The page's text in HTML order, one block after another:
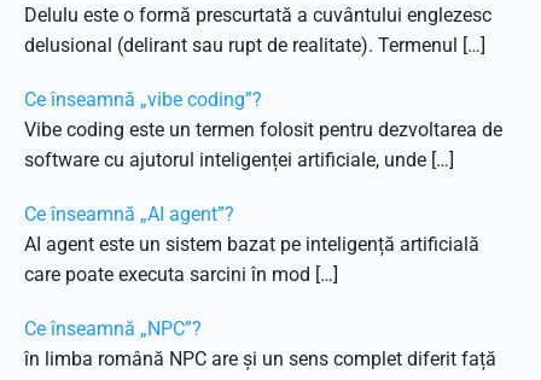
Delulu este o formă prescurtată a cuvântului englezesc
delusional (delirant sau rupt de realitate). Termenul […]
Ce înseamnă „vibe coding”?
Vibe coding este un termen folosit pentru dezvoltarea de
software cu ajutorul inteligenței artificiale, unde […]
Ce înseamnă „AI agent”?
AI agent este un sistem bazat pe inteligență artificială
care poate executa sarcini în mod […]
Ce înseamnă „NPC”?
în limba română NPC are și un sens complet diferit față